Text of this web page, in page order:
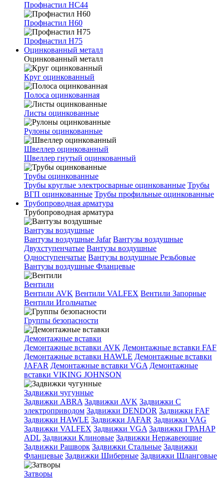
Профнастил НС44
Профнастил Н60
Профнастил Н75
Оцинкованный металл
Оцинкованный металл
Круг оцинкованный
Полоса оцинкованная
Листы оцинкованные
Рулоны оцинкованные
Швеллер оцинкованный
Швеллер гнутый оцинкованный
Трубы оцинкованные
Трубы круглые электросварные оцинкованные Трубы
ВГП оцинкованные Трубы профильные оцинкованные
Трубопроводная арматура
Трубопроводная арматура
Вантузы воздушные
Вантузы воздушные Jafar Вантузы воздушные
Двухступенчатые Вантузы воздушные
Одноступенчатые Вантузы воздушные Резьбовые
Вантузы воздушные Фланцевые
Вентили
Вентили AVK Вентили VALFEX Вентили Запорные
Вентили Игольчатые
Группы безопасности
Демонтажные вставки
Демонтажные вставки AVK Демонтажные вставки FAF
Демонтажные вставки HAWLE Демонтажные вставки
JAFAR Демонтажные вставки VGA Демонтажные
вставки VIKING JOHNSON
Задвижки чугунные
Задвижки ABRA Задвижки AVK Задвижки C
электроприводом Задвижки DENDOR Задвижки FAF
Задвижки HAWLE Задвижки JAFAR Задвижки VAG
Задвижки VALFEX Задвижки VGA Задвижки ГРАНАР
ADL Задвижки Клиновые Задвижки Нержавеющие
Задвижки Рашворк Задвижки Стальные Задвижки
Фланцевые Задвижки Шиберные Задвижки Шланговые
Затворы